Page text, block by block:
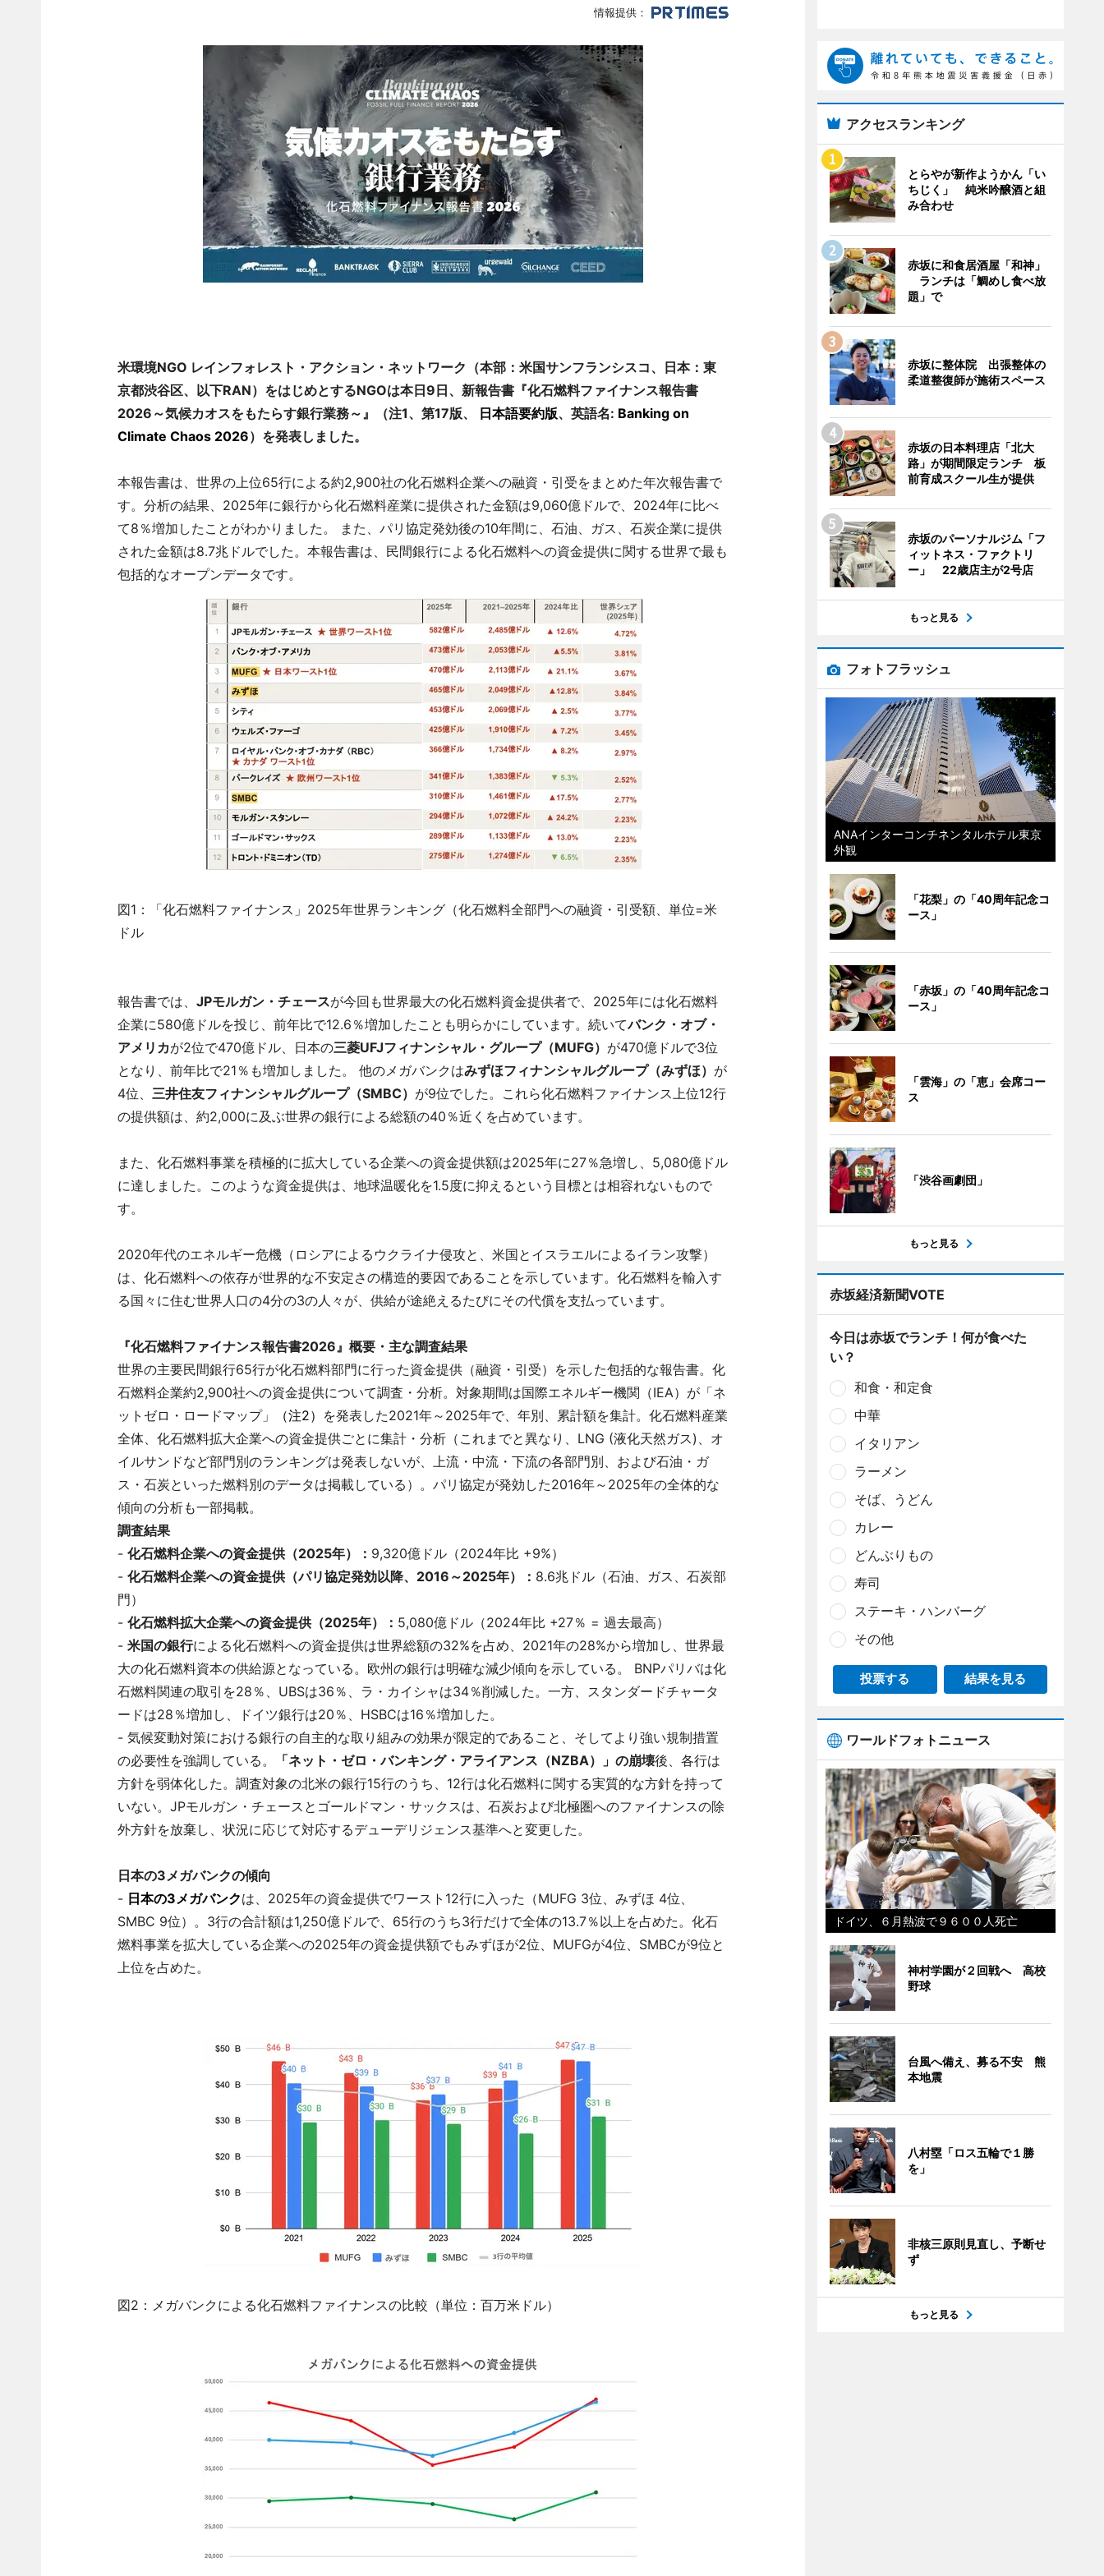
情報提供：
米環境NGO レインフォレスト・アクション・ネットワーク（本部：米国サンフランシスコ、日本：東
京都渋谷区、以下RAN）をはじめとするNGOは本日9日、新報告書『化石燃料ファイナンス報告書
2026～気候カオスをもたらす銀行業務～』（注1、第17版、
日本語要約版、英語名: Banking on
Climate Chaos 2026）を発表しました。
本報告書は、世界の上位65行による約2,900社の化石燃料企業への融資・引受をまとめた年次報告書で
す。分析の結果、2025年に銀行から化石燃料産業に提供された金額は9,060億ドルで、2024年に比べ
て8％増加したことがわかりました。 また、パリ協定発効後の10年間に、石油、ガス、石炭企業に提供
された金額は8.7兆ドルでした。本報告書は、民間銀行による化石燃料への資金提供に関する世界で最も
包括的なオープンデータです。
図1：「化石燃料ファイナンス」2025年世界ランキング（化石燃料全部門への融資・引受額、単位=米
ドル
報告書では、 JPモルガン・チェースが今回も世界最大の化石燃料資金提供者で、2025年には化石燃料
企業に580億ドルを投じ、前年比で12.6％増加したことも明らかにしています。続いてバンク・オブ・
アメリカが2位で470億ドル、日本の三菱UFJフィナンシャル・グループ（MUFG） が470億ドルで3位
となり、前年比で21％も増加しました。 他のメガバンクはみずほフィナンシャルグループ（みずほ） が
4位、 三井住友フィナンシャルグループ（SMBC） が9位でした。これら化石燃料ファイナンス上位12行
の提供額は、約2,000に及ぶ世界の銀行による総額の40％近くを占めています。
また、化石燃料事業を積極的に拡大している企業への資金提供額は2025年に27％急増し、5,080億ドル
に達しました。このような資金提供は、地球温暖化を1.5度に抑えるという目標とは相容れないもので
す。
2020年代のエネルギー危機（ロシアによるウクライナ侵攻と、米国とイスラエルによるイラン攻撃）
は、化石燃料への依存が世界的な不安定さの構造的要因であることを示しています。化石燃料を輸入す
る国々に住む世界人口の4分の3の人々が、供給が途絶えるたびにその代償を支払っています。
『化石燃料ファイナンス報告書2026』概要・主な調査結果
世界の主要民間銀行65行が化石燃料部門に行った資金提供（融資・引受）を示した包括的な報告書。化
石燃料企業約2,900社への資金提供について調査・分析。対象期間は国際エネルギー機関（IEA）が「ネ
ットゼロ・ロードマップ」
（注2） を発表した2021年～2025年で、年別、累計額を集計。化石燃料産業
全体、化石燃料拡大企業への資金提供ごとに集計・分析（これまでと異なり、LNG (液化天然ガス)、オ
イルサンドなど部門別のランキングは発表しないが、上流・中流・下流の各部門別、および石油・ガ
ス・石炭といった燃料別のデータは掲載している）。パリ協定が発効した2016年～2025年の全体的な
傾向の分析も一部掲載。
調査結果
- 化石燃料企業への資金提供（2025年）： 9,320億ドル（2024年比 +9%）
- 化石燃料企業への資金提供（パリ協定発効以降、2016～2025年）： 8.6兆ドル（石油、ガス、石炭部
門）
- 化石燃料拡大企業への資金提供（2025年）： 5,080億ドル（2024年比 +27％ = 過去最高）
- 米国の銀行による化石燃料への資金提供は世界総額の32%を占め、2021年の28%から増加し、世界最
大の化石燃料資本の供給源となっている。欧州の銀行は明確な減少傾向を示している。 BNPパリバは化
石燃料関連の取引を28％、UBSは36％、ラ・カイシャは34％削減した。一方、スタンダードチャータ
ードは28％増加し、ドイツ銀行は20％、HSBCは16％増加した。
- 気候変動対策における銀行の自主的な取り組みの効果が限定的であること、そしてより強い規制措置
の必要性を強調している。
「ネット・ゼロ・バンキング・アライアンス（NZBA）」の崩壊後、各行は
方針を弱体化した。調査対象の北米の銀行15行のうち、12行は化石燃料に関する実質的な方針を持って
いない。JPモルガン・チェースとゴールドマン・サックスは、石炭および北極圏へのファイナンスの除
外方針を放棄し、状況に応じて対応するデューデリジェンス基準へと変更した。
日本の3メガバンクの傾向
- 日本の3メガバンクは、2025年の資金提供でワースト12行に入った（MUFG 3位、みずほ 4位、
SMBC 9位）。3行の合計額は1,250億ドルで、65行のうち3行だけで全体の13.7％以上を占めた。化石
燃料事業を拡大している企業への2025年の資金提供額でもみずほが2位、MUFGが4位、SMBCが9位と
上位を占めた。
図2：メガバンクによる化石燃料ファイナンスの比較（単位：百万米ドル）
アクセスランキング
とらやが新作ようかん「い
ちじく」 純米吟醸酒と組
み合わせ
赤坂に和食居酒屋「和神」
ランチは「鯛めし食べ放
題」で
赤坂に整体院 出張整体の
柔道整復師が施術スペース
赤坂の日本料理店「北大
路」が期間限定ランチ 板
前育成スクール生が提供
赤坂のパーソナルジム「フ
ィットネス・ファクトリ
ー」 22歳店主が2号店
もっと見る
フォトフラッシュ
ANAインターコンチネンタルホテル東京
外観
「花梨」の「40周年記念コ
ース」
「赤坂」の「40周年記念コ
ース」
「雲海」の「恵」会席コー
ス
「渋谷画劇団」
もっと見る
赤坂経済新聞VOTE
今日は赤坂でランチ！何が食べた
い？
和食・和定食
中華
イタリアン
ラーメン
そば、うどん
カレー
どんぶりもの
寿司
ステーキ・ハンバーグ
その他
投票する 結果を見る
ワールドフォトニュース
ドイツ、６月熱波で９６００人死亡
神村学園が２回戦へ 高校
野球
台風へ備え、募る不安 熊
本地震
八村塁「ロス五輪で１勝
を」
非核三原則見直し、予断せ
ず
もっと見る